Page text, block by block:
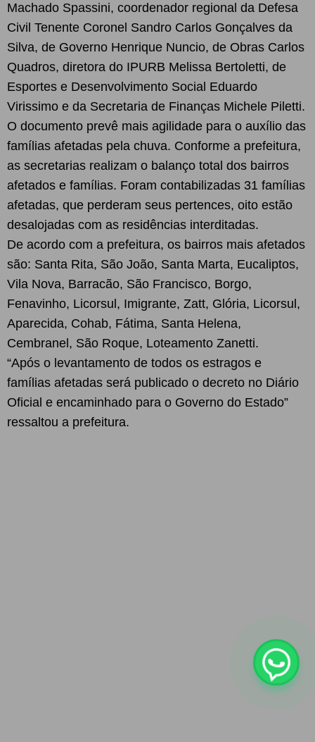
Machado Spassini, coordenador regional da Defesa
Civil Tenente Coronel Sandro Carlos Gonçalves da
Silva, de Governo Henrique Nuncio, de Obras Carlos
Quadros, diretora do IPURB Melissa Bertoletti, de
Esportes e Desenvolvimento Social Eduardo
Virissimo e da Secretaria de Finanças Michele Piletti.
O documento prevê mais agilidade para o auxílio das
famílias afetadas pela chuva. Conforme a prefeitura,
as secretarias realizam o balanço total dos bairros
afetados e famílias. Foram contabilizadas 31 famílias
afetadas, que perderam seus pertences, oito estão
desalojadas com as residências interditadas.
De acordo com a prefeitura, os bairros mais afetados
são: Santa Rita, São João, Santa Marta, Eucaliptos,
Vila Nova, Barracão, São Francisco, Borgo,
Fenavinho, Licorsul, Imigrante, Zatt, Glória, Licorsul,
Aparecida, Cohab, Fátima, Santa Helena,
Cembranel, São Roque, Loteamento Zanetti.
“Após o levantamento de todos os estragos e
famílias afetadas será publicado o decreto no Diário
Oficial e encaminhado para o Governo do Estado”
ressaltou a prefeitura.